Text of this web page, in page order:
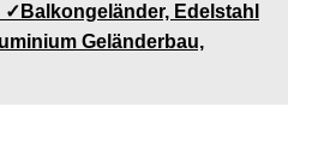
Edelstahl
Geländerbau,